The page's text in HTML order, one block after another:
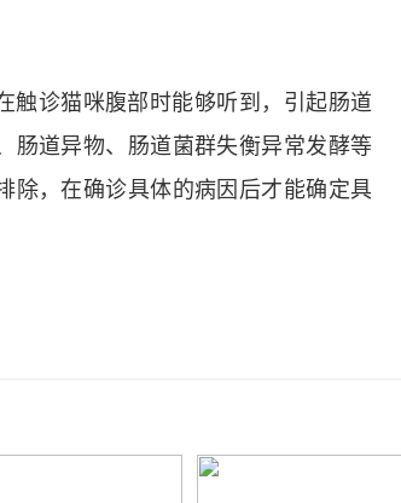
触诊猫咪腹部时能够听到，引起肠道
肠道异物、肠道菌群失衡异常发酵等
除，在确诊具体的病因后才能确定具